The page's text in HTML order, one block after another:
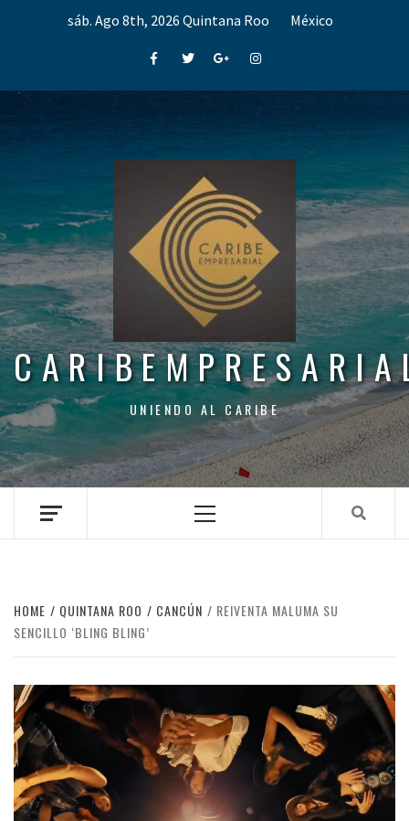
sáb. Ago 8th, 2026 Quintana Roo México
FacebookTwitterGoogle+Instagram
UNIENDO AL CARIBE
Menu
HOME QUINTANA ROO CANCÚN
REIVENTA MALUMA SU
SENCILLO ‘BLING BLING’